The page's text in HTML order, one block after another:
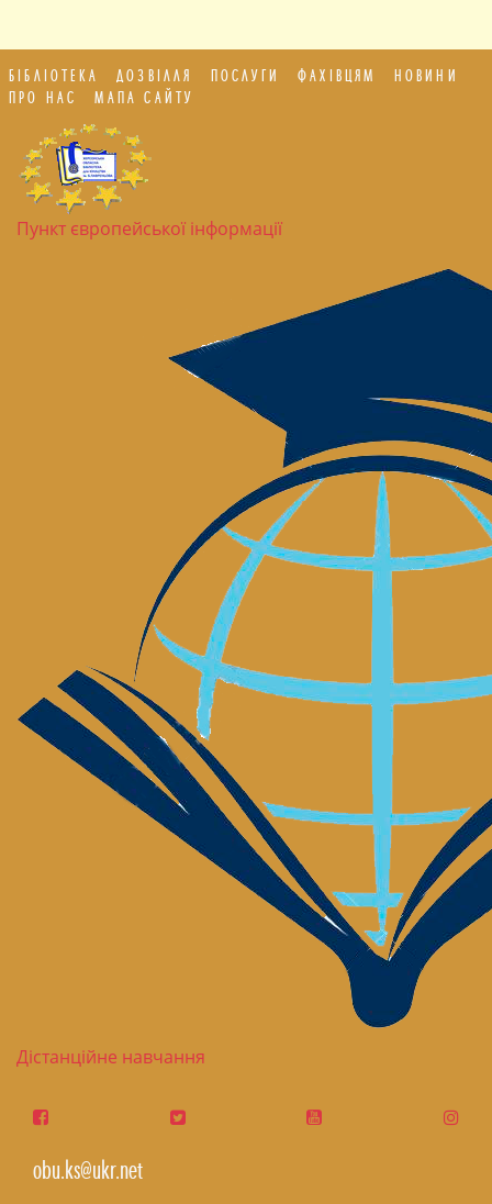
БІБЛІОТЕКА ДОЗВІЛЛЯ ПОСЛУГИ ФАХІВЦЯМ
НОВИНИ
ПРО НАС
МАПА САЙТУ
Пункт європейської інформації
Дістанційне навчання
obu.ks@ukr.net